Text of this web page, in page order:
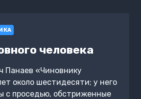
человека
Панаев «Чиновнику
около шестидесяти; у него
с проседью, обстриженные